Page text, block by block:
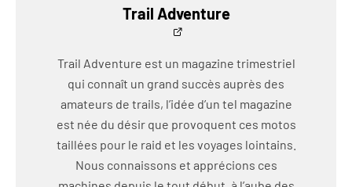
Trail Adventure
Trail Adventure est un magazine trimestriel
qui connaît un grand succès auprès des
amateurs de trails, l’idée d’un tel magazine
est née du désir que provoquent ces motos
taillées pour le raid et les voyages lointains.
Nous connaissons et apprécions ces